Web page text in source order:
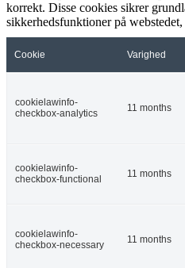
korrekt. Disse cookies sikrer
sikkerhedsfunktioner på
Cookie Varighed
cookielawinfo-
checkbox-analytics
11 months
cookielawinfo-
checkbox-functional
11 months
cookielawinfo-
checkbox-necessary
11 months